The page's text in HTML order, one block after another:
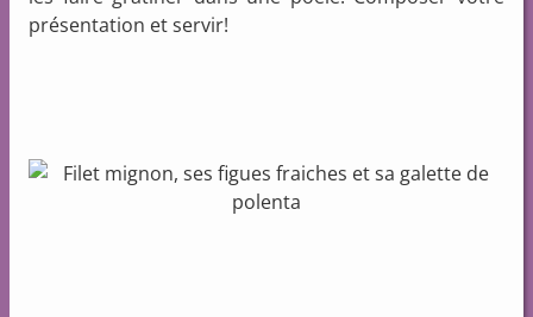
présentation et servir!